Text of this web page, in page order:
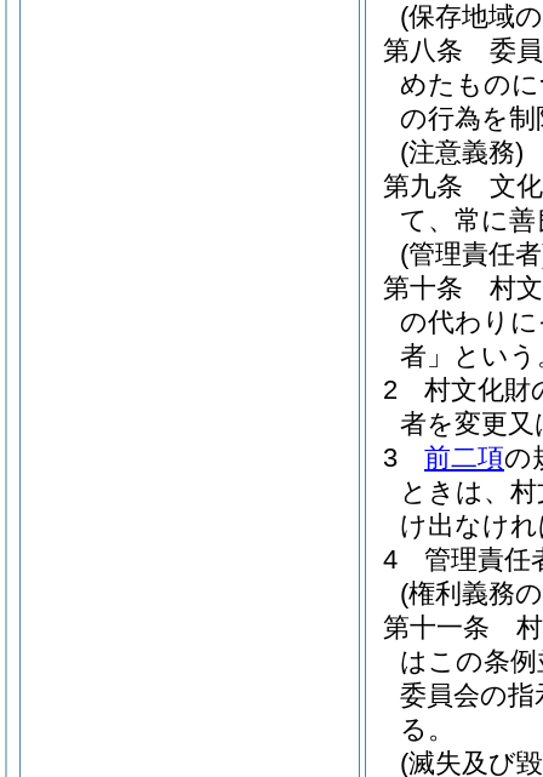
(保存地域
第八条
委
めたもの
の行為を
(注意義務)
第九条
文
て、常に
(管理責任
第十条
村
の代わり
者」という
2
村文化財
者を変更
3
前二項の
ときは、
け出なけ
4
管理責任
(権利義務
第十一条
はこの条
委員会の
る。
(滅失及び